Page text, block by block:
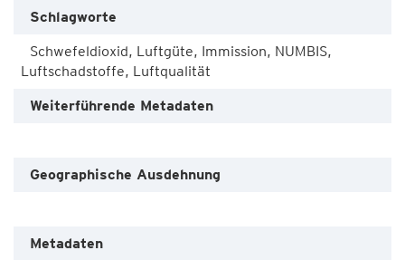
Schlagworte
Schwefeldioxid, Luftgüte, Immission, NUMBIS,
Luftschadstoffe, Luftqualität
Weiterführende Metadaten
Geographische Ausdehnung
Metadaten